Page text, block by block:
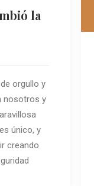
la
orgullo y
nosotros y
único, y
creando